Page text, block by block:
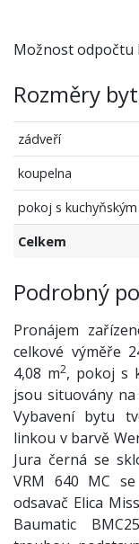
Možnost odpočtu
Rozměry
zádveří
koupelna
pokoj s
Celkem
Podrobný
Pronájem
celkové výměře
4,08 m2, pokoj s
jsou situovány
Vybavení bytu
linkou v barvě
Jura černá se
VRM 640 MC
odsavač Elica
Baumatic